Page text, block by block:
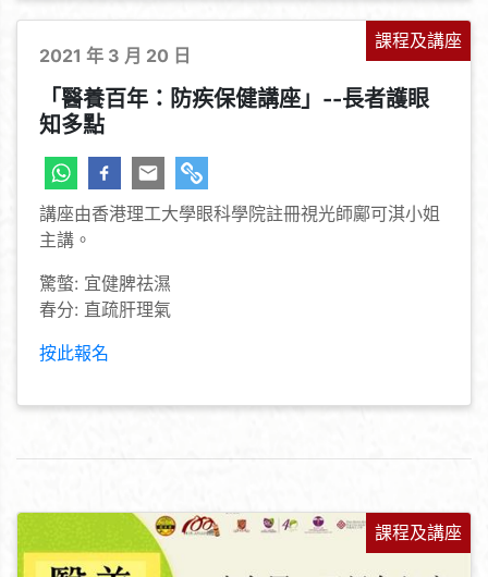
課程及講座
2021 年 3 月 20 日
「醫養百年：防疾保健講座」--長者護眼
知多點
講座由香港理工大學眼科學院註冊視光師鄺可淇小姐
主講。
驚螫: 宜健脾祛濕
春分: 直疏肝理氣
按此報名
課程及講座